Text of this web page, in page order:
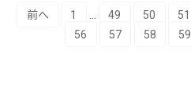
前へ 1 49 50 51
56
57 58 59